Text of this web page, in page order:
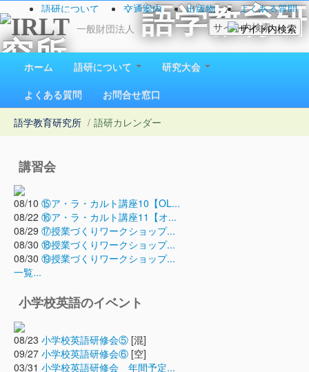
一般財団法人
語学教育研
究所
1923（大正12）年創立
語研について 交通案内 出版物
よくある質問
お問い合わせ
ホーム 語研について
研究大会
よくある質問
お問合せ窓口
語学教育研究所 / 語研カレンダー
講習会
08/10 ⑮ア・ラ・カルト講座10【OL...
08/22 ⑯ア・ラ・カルト講座11【オ...
08/29 ⑰授業づくりワークショップ...
08/30 ⑱授業づくりワークショップ...
08/30 ⑲授業づくりワークショップ...
一覧...
小学校英語のイベント
08/23 小学校英語研修会⑤ [混]
09/27 小学校英語研修会⑥ [空]
03/31 小学校英語研修会 年間予定...